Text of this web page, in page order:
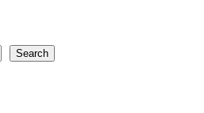
Search